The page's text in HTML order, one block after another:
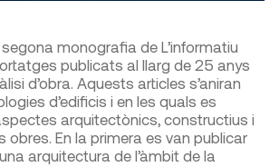
monografia de L’informatiu
publicats al llarg de 25 anys
d’obra. Aquests articles s’aniran
d’edificis i en les quals es
arquitectònics, constructius i
obres. En la primera es van publicar
arquitectura de l’àmbit de la